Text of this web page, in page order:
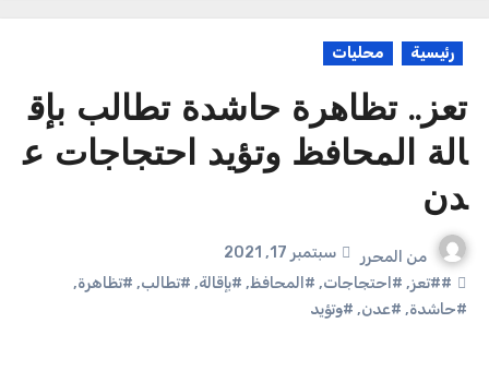
رئيسية محليات
تعز.. تظاهرة حاشدة تطالب بإق
الة المحافظ وتؤيد احتجاجات ع
دن
من المحرر
سبتمبر 17, 2021
##تعز, #احتجاجات, #المحافظ, #بإقالة, #تطالب, #تظاهرة,
#حاشدة, #عدن, #وتؤيد